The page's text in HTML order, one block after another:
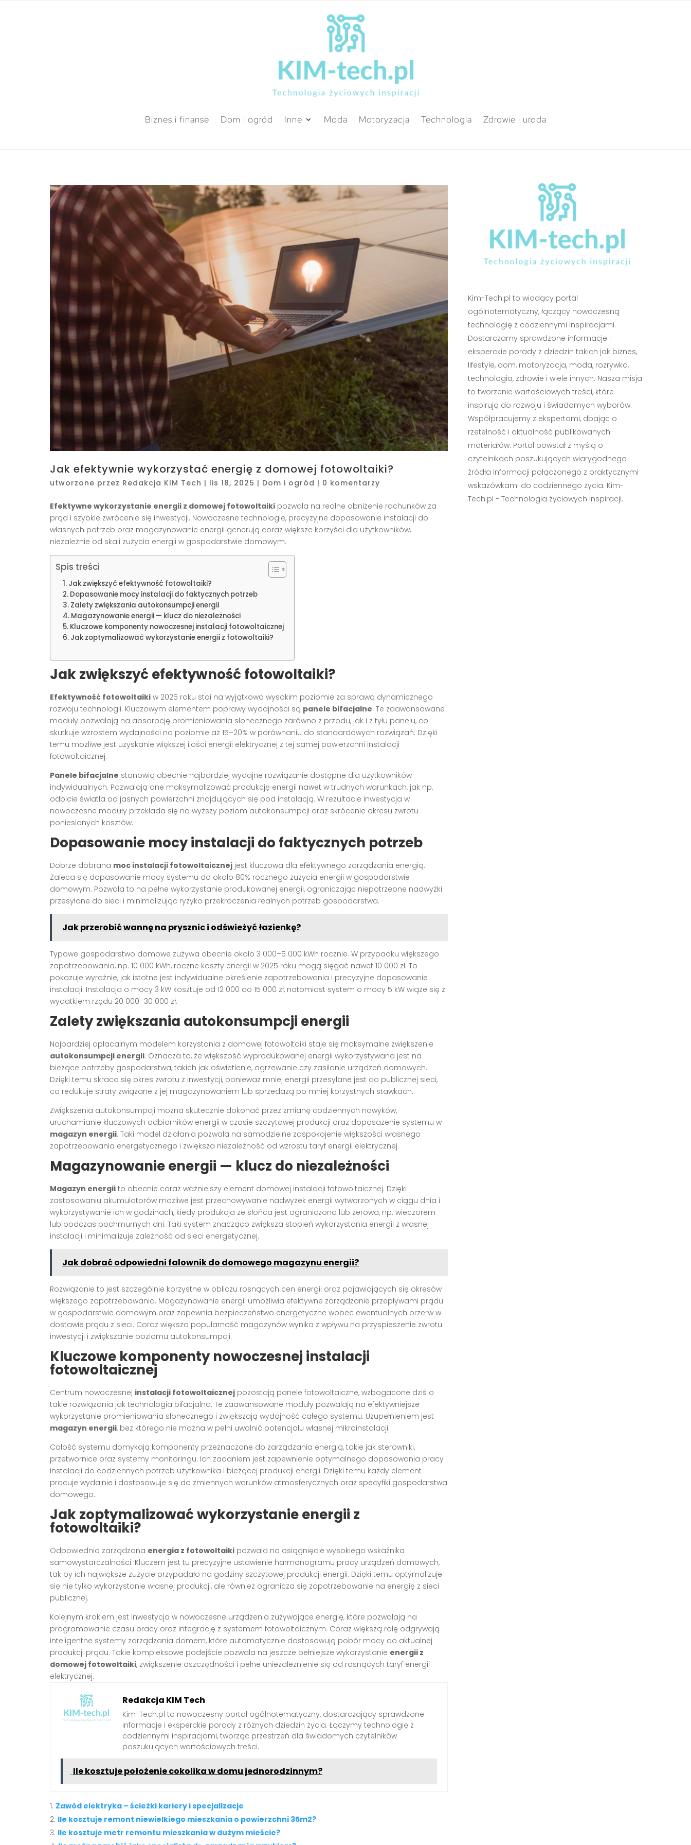
Biznes i finanse Dom i ogród Inne Moda Motoryzacja Technologia Zdrowie i uroda
Jak efektywnie wykorzystać energię z domowej fotowoltaiki?
utworzone przez Redakcja KIM Tech | lis 18, 2025 | Dom i ogród | 0 komentarzy
Efektywne wykorzystanie energii z domowej fotowoltaiki pozwala na realne obniżenie rachunków za
prąd i szybkie zwrócenie się inwestycji. Nowoczesne technologie, precyzyjne dopasowanie instalacji do
własnych potrzeb oraz magazynowanie energii generują coraz większe korzyści dla użytkowników,
niezależnie od skali zużycia energii w gospodarstwie domowym.
Spis treści
Jak zwiększyć efektywność fotowoltaiki?
Dopasowanie mocy instalacji do faktycznych potrzeb
Zalety zwiększania autokonsumpcji energii
Magazynowanie energii — klucz do niezależności
Kluczowe komponenty nowoczesnej instalacji fotowoltaicznej
Jak zoptymalizować wykorzystanie energii z fotowoltaiki?
Jak zwiększyć efektywność fotowoltaiki?
Efektywność fotowoltaiki w 2025 roku stoi na wyjątkowo wysokim poziomie za sprawą dynamicznego
rozwoju technologii. Kluczowym elementem poprawy wydajności są panele bifacjalne. Te zaawansowane
moduły pozwalają na absorpcję promieniowania słonecznego zarówno z przodu, jak i z tyłu panelu, co
skutkuje wzrostem wydajności na poziomie aż 15–20% w porównaniu do standardowych rozwiązań. Dzięki
temu możliwe jest uzyskanie większej ilości energii elektrycznej z tej samej powierzchni instalacji
fotowoltaicznej.
Panele bifacjalne stanowią obecnie najbardziej wydajne rozwiązanie dostępne dla użytkowników
indywidualnych. Pozwalają one maksymalizować produkcję energii nawet w trudnych warunkach, jak np.
odbicie światła od jasnych powierzchni znajdujących się pod instalacją. W rezultacie inwestycja w
nowoczesne moduły przekłada się na wyższy poziom autokonsumpcji oraz skrócenie okresu zwrotu
poniesionych kosztów.
Dopasowanie mocy instalacji do faktycznych potrzeb
Dobrze dobrana moc instalacji fotowoltaicznej jest kluczowa dla efektywnego zarządzania energią.
Zaleca się dopasowanie mocy systemu do około 80% rocznego zużycia energii w gospodarstwie
domowym. Pozwala to na pełne wykorzystanie produkowanej energii, ograniczając niepotrzebne nadwyżki
przesyłane do sieci i minimalizując ryzyko przekroczenia realnych potrzeb gospodarstwa.
Jak przerobić wannę na prysznic i odświeżyć łazienkę?
Typowe gospodarstwo domowe zużywa obecnie około 3 000–5 000 kWh rocznie. W przypadku większego
zapotrzebowania, np. 10 000 kWh, roczne koszty energii w 2025 roku mogą sięgać nawet 10 000 zł. To
pokazuje wyraźnie, jak istotne jest indywidualne określenie zapotrzebowania i precyzyjne dopasowanie
instalacji. Instalacja o mocy 3 kW kosztuje od 12 000 do 15 000 zł, natomiast system o mocy 5 kW wiąże się z
wydatkiem rzędu 20 000–30 000 zł.
Zalety zwiększania autokonsumpcji energii
Najbardziej opłacalnym modelem korzystania z domowej fotowoltaiki staje się maksymalne zwiększenie
autokonsumpcji energii. Oznacza to, że większość wyprodukowanej energii wykorzystywana jest na
bieżące potrzeby gospodarstwa, takich jak oświetlenie, ogrzewanie czy zasilanie urządzeń domowych.
Dzięki temu skraca się okres zwrotu z inwestycji, ponieważ mniej energii przesyłane jest do publicznej sieci,
co redukuje straty związane z jej magazynowaniem lub sprzedażą po mniej korzystnych stawkach.
Zwiększenia autokonsumpcji można skutecznie dokonać przez zmianę codziennych nawyków,
uruchamianie kluczowych odbiorników energii w czasie szczytowej produkcji oraz doposażenie systemu w
magazyn energii. Taki model działania pozwala na samodzielne zaspokojenie większości własnego
zapotrzebowania energetycznego i zwiększa niezależność od wzrostu taryf energii elektrycznej.
Magazynowanie energii — klucz do niezależności
Magazyn energii to obecnie coraz ważniejszy element domowej instalacji fotowoltaicznej. Dzięki
zastosowaniu akumulatorów możliwe jest przechowywanie nadwyżek energii wytworzonych w ciągu dnia i
wykorzystywanie ich w godzinach, kiedy produkcja ze słońca jest ograniczona lub zerowa, np. wieczorem
lub podczas pochmurnych dni. Taki system znacząco zwiększa stopień wykorzystania energii z własnej
instalacji i minimalizuje zależność od sieci energetycznej.
Jak dobrać odpowiedni falownik do domowego magazynu energii?
Rozwiązanie to jest szczególnie korzystne w obliczu rosnących cen energii oraz pojawiających się okresów
większego zapotrzebowania. Magazynowanie energii umożliwia efektywne zarządzanie przepływami prądu
w gospodarstwie domowym oraz zapewnia bezpieczeństwo energetyczne wobec ewentualnych przerw w
dostawie prądu z sieci. Coraz większa popularność magazynów wynika z wpływu na przyspieszenie zwrotu
inwestycji i zwiększanie poziomu autokonsumpcji.
Kluczowe komponenty nowoczesnej instalacji
fotowoltaicznej
Centrum nowoczesnej instalacji fotowoltaicznej pozostają panele fotowoltaiczne, wzbogacone dziś o
takie rozwiązania jak technologia bifacjalna. Te zaawansowane moduły pozwalają na efektywniejsze
wykorzystanie promieniowania słonecznego i zwiększają wydajność całego systemu. Uzupełnieniem jest
magazyn energii, bez którego nie można w pełni uwolnić potencjału własnej mikroinstalacji.
Całość systemu domykają komponenty przeznaczone do zarządzania energią, takie jak sterowniki,
przetwornice oraz systemy monitoringu. Ich zadaniem jest zapewnienie optymalnego dopasowania pracy
instalacji do codziennych potrzeb użytkownika i bieżącej produkcji energii. Dzięki temu każdy element
pracuje wydajnie i dostosowuje się do zmiennych warunków atmosferycznych oraz specyfiki gospodarstwa
domowego.
Jak zoptymalizować wykorzystanie energii z
fotowoltaiki?
Odpowiednio zarządzana energia z fotowoltaiki pozwala na osiągnięcie wysokiego wskaźnika
samowystarczalności. Kluczem jest tu precyzyjne ustawienie harmonogramu pracy urządzeń domowych,
tak by ich największe zużycie przypadało na godziny szczytowej produkcji energii. Dzięki temu optymalizuje
się nie tylko wykorzystanie własnej produkcji, ale również ogranicza się zapotrzebowanie na energię z sieci
publicznej.
Kolejnym krokiem jest inwestycja w nowoczesne urządzenia zużywające energię, które pozwalają na
programowanie czasu pracy oraz integrację z systemem fotowoltaicznym. Coraz większą rolę odgrywają
inteligentne systemy zarządzania domem, które automatycznie dostosowują pobór mocy do aktualnej
produkcji prądu. Takie kompleksowe podejście pozwala na jeszcze pełniejsze wykorzystanie energii z
domowej fotowoltaiki, zwiększenie oszczędności i pełne uniezależnienie się od rosnących taryf energii
elektrycznej.
Redakcja KIM Tech
Kim-Tech.pl to nowoczesny portal ogólnotematyczny, dostarczający sprawdzone
informacje i eksperckie porady z różnych dziedzin życia. Łączymy technologię z
codziennymi inspiracjami, tworząc przestrzeń dla świadomych czytelników
poszukujących wartościowych treści.
Ile kosztuje położenie cokolika w domu jednorodzinnym?
Zawód elektryka – ścieżki kariery i specjalizacje
Ile kosztuje remont niewielkiego mieszkania o powierzchni 35m2?
Ile kosztuje metr remontu mieszkania w dużym mieście?
Kim-Tech.pl to wiodący portal
ogólnotematyczny, łączący nowoczesną
technologię z codziennymi inspiracjami.
Dostarczamy sprawdzone informacje i
eksperckie porady z dziedzin takich jak biznes,
lifestyle, dom, motoryzacja, moda, rozrywka,
technologia, zdrowie i wiele innych. Nasza misja
to tworzenie wartościowych treści, które
inspirują do rozwoju i świadomych wyborów.
Współpracujemy z ekspertami, dbając o
rzetelność i aktualność publikowanych
materiałów. Portal powstał z myślą o
czytelnikach poszukujących wiarygodnego
źródła informacji połączonego z praktycznymi
wskazówkami do codziennego życia. Kim-
Tech.pl - Technologia życiowych inspiracji.